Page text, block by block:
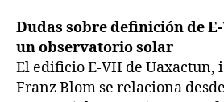
Dudas sobre definición de
un observatorio solar
El edificio E-VII de Uaxactun,
Franz Blom se relaciona